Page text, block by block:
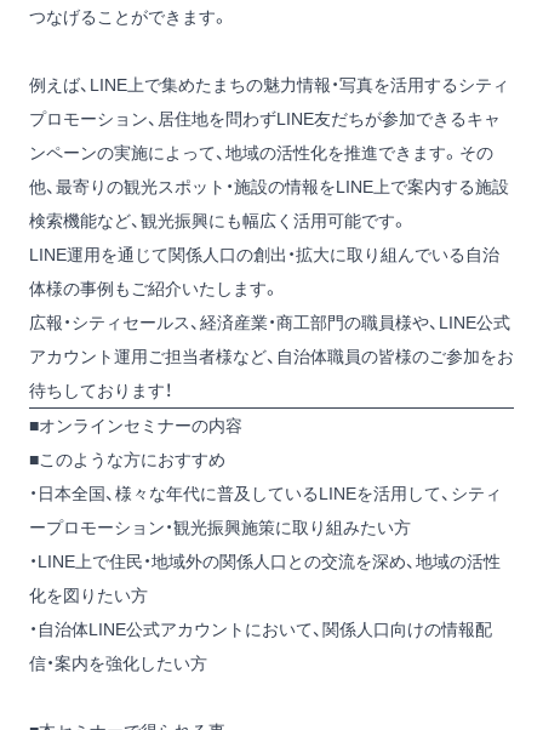
つなげることができます。
例えば、LINE上で集めたまちの魅力情報・写真を活用するシティ
プロモーション、居住地を問わずLINE友だちが参加できるキャ
ンペーンの実施によって、地域の活性化を推進できます。その
他、最寄りの観光スポット・施設の情報をLINE上で案内する施設
検索機能など、観光振興にも幅広く活用可能です。
LINE運用を通じて関係人口の創出・拡大に取り組んでいる自治
体様の事例もご紹介いたします。
広報・シティセールス、経済産業・商工部門の職員様や、LINE公式
アカウント運用ご担当者様など、自治体職員の皆様のご参加をお
待ちしております！
■オンラインセミナーの内容
■このような方におすすめ
・日本全国、様々な年代に普及しているLINEを活用して、シティ
ープロモーション・観光振興施策に取り組みたい方
・LINE上で住民・地域外の関係人口との交流を深め、地域の活性
化を図りたい方
・自治体LINE公式アカウントにおいて、関係人口向けの情報配
信・案内を強化したい方